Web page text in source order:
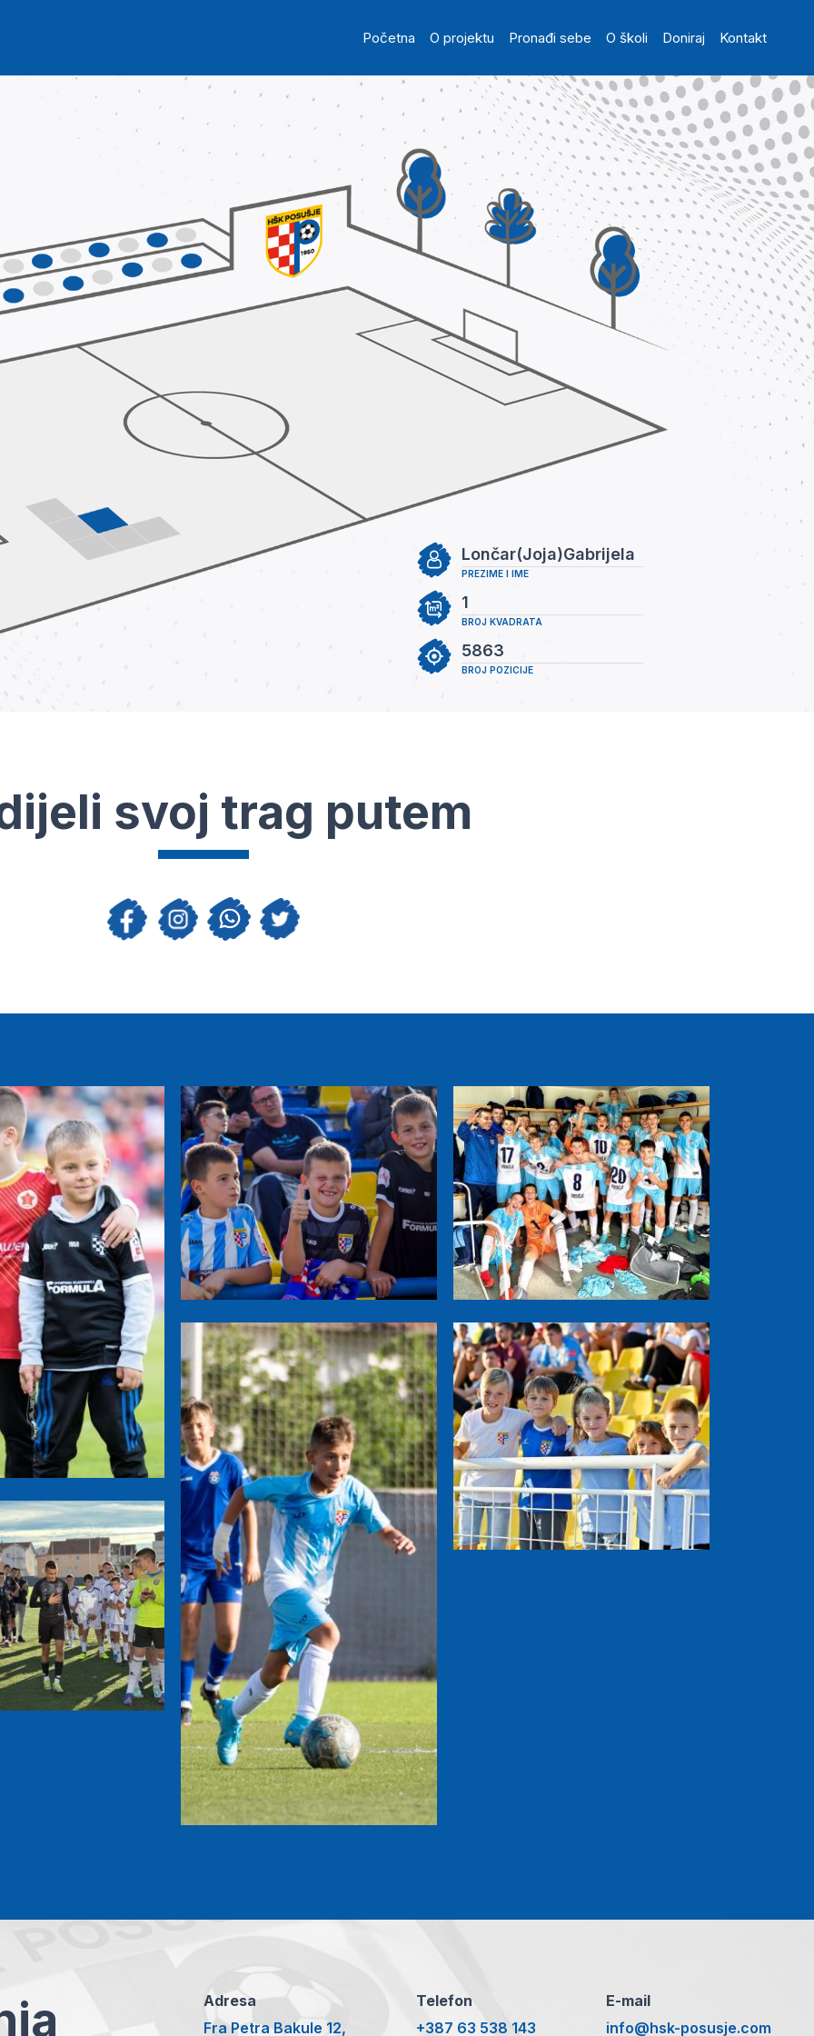
Main navigation
Početna O projektu Pronađi sebe O školi Doniraj Kontakt
PREZIME I IME
Lončar(Joja)Gabrijela
BROJ KVADRATA
1
BROJ POZICIJE
5863
svoj trag putem
Adresa
Fra Petra Bakule 12,
Telefon
+387 63 538 143
E-mail
info@hsk-posusje.com